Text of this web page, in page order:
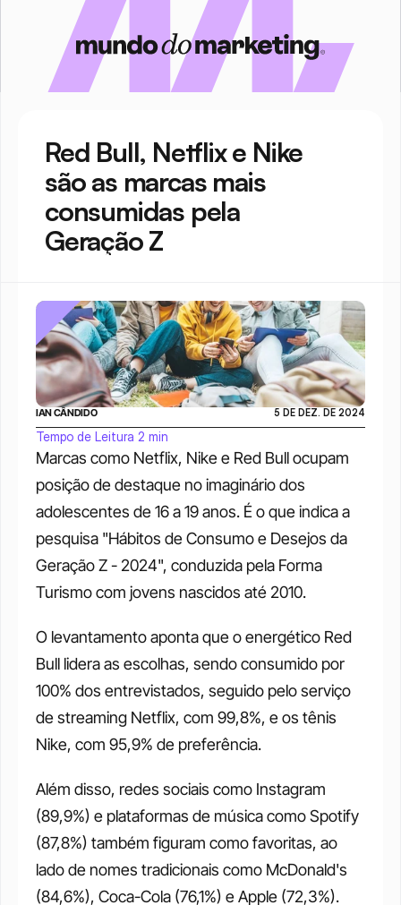
Red Bull, Netflix e Nike
são as marcas mais
consumidas pela
Geração Z
Marcas como Netflix, Nike e Red Bull ocupam
posição de destaque no imaginário dos
adolescentes de 16 a 19 anos. É o que indica a
pesquisa "Hábitos de Consumo e Desejos da
Geração Z - 2024", conduzida pela Forma
Turismo com jovens nascidos até 2010.
O levantamento aponta que o energético Red
Bull lidera as escolhas, sendo consumido por
100% dos entrevistados, seguido pelo serviço
de streaming Netflix, com 99,8%, e os tênis
Nike, com 95,9% de preferência.
Além disso, redes sociais como Instagram
(89,9%) e plataformas de música como Spotify
(87,8%) também figuram como favoritas, ao
lado de nomes tradicionais como McDonald's
(84,6%), Coca-Cola (76,1%) e Apple (72,3%).
IAN CÂNDIDO 5 DE DEZ. DE 2024
Tempo de Leitura 2 min